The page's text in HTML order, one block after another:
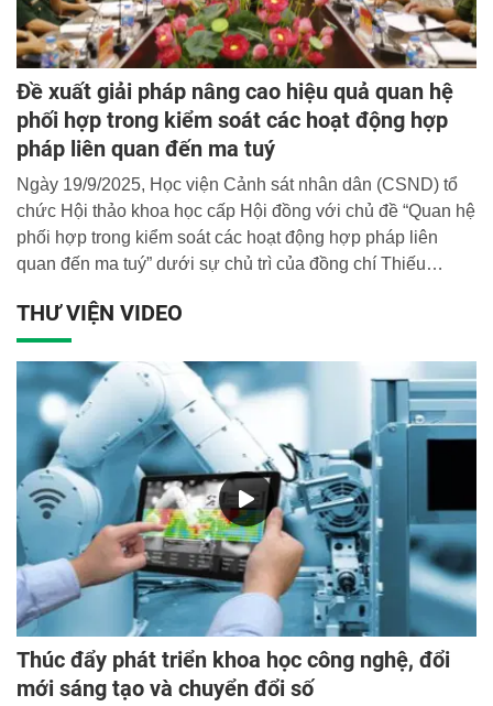
Đề xuất giải pháp nâng cao hiệu quả quan hệ
phối hợp trong kiểm soát các hoạt động hợp
pháp liên quan đến ma tuý
Ngày 19/9/2025, Học viện Cảnh sát nhân dân (CSND) tổ
chức Hội thảo khoa học cấp Hội đồng với chủ đề “Quan hệ
phối hợp trong kiểm soát các hoạt động hợp pháp liên
quan đến ma tuý” dưới sự chủ trì của đồng chí Thiếu
THƯ VIỆN VIDEO
Thúc đẩy phát triển khoa học công nghệ, đổi
mới sáng tạo và chuyển đổi số